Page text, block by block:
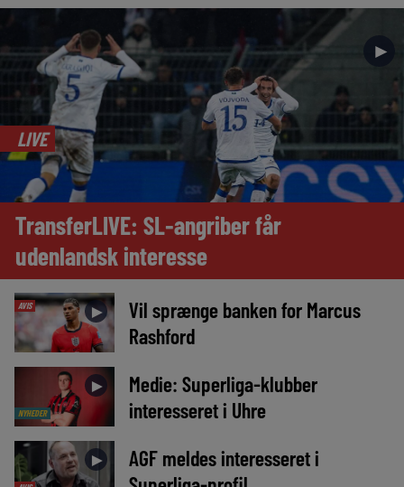
►
LIVE
TransferLIVE: SL-angriber får
udenlandsk interesse
AVIS ►
Vil sprænge banken for Marcus
Rashford
NYHEDER
►
Medie: Superliga-klubber
interesseret i Uhre
►
AGF meldes interesseret i